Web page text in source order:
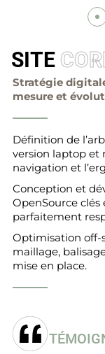
SITE
Stratégie
mesure et
Définition de
version laptop et
navigation et
Conception et
OpenSource
parfaitement
Optimisation off-
maillage,
mise en place.